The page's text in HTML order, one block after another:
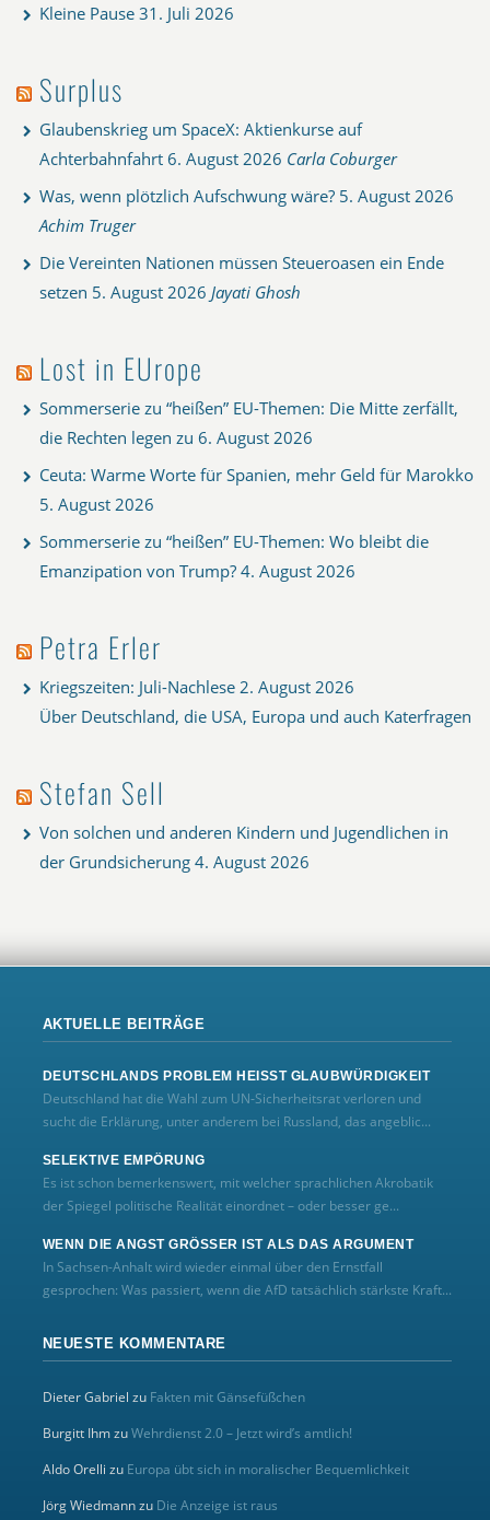
Kleine Pause 31. Juli 2026
Surplus
Glaubenskrieg um SpaceX: Aktienkurse auf
Achterbahnfahrt 6. August 2026 Carla Coburger
Was, wenn plötzlich Aufschwung wäre? 5. August 2026
Achim Truger
Die Vereinten Nationen müssen Steueroasen ein Ende
setzen 5. August 2026 Jayati Ghosh
Lost in EUrope
Sommerserie zu “heißen” EU-Themen: Die Mitte zerfällt,
die Rechten legen zu 6. August 2026
Ceuta: Warme Worte für Spanien, mehr Geld für Marokko
5. August 2026
Sommerserie zu “heißen” EU-Themen: Wo bleibt die
Emanzipation von Trump? 4. August 2026
Petra Erler
Kriegszeiten: Juli-Nachlese 2. August 2026
Über Deutschland, die USA, Europa und auch Katerfragen
Stefan Sell
Von solchen und anderen Kindern und Jugendlichen in
der Grundsicherung 4. August 2026
AKTUELLE BEITRÄGE
DEUTSCHLANDS PROBLEM HEISST GLAUBWÜRDIGKEIT
Deutschland hat die Wahl zum UN‑Sicherheitsrat verloren und
sucht die Erklärung, unter anderem bei Russland, das angeblic...
SELEKTIVE EMPÖRUNG
Es ist schon bemerkenswert, mit welcher sprachlichen Akrobatik
der Spiegel politische Realität einordnet – oder besser ge...
WENN DIE ANGST GRÖSSER IST ALS DAS ARGUMENT
In Sachsen-Anhalt wird wieder einmal über den Ernstfall
gesprochen: Was passiert, wenn die AfD tatsächlich stärkste Kraft...
NEUESTE KOMMENTARE
Dieter Gabriel zu Fakten mit Gänsefüßchen
Burgitt IhmzuWehrdienst 2.0 – Jetzt wird’s amtlich!
Aldo Orelli zu Europa übt sich in moralischer Bequemlichkeit
Jörg Wiedmannzu Die Anzeige ist raus